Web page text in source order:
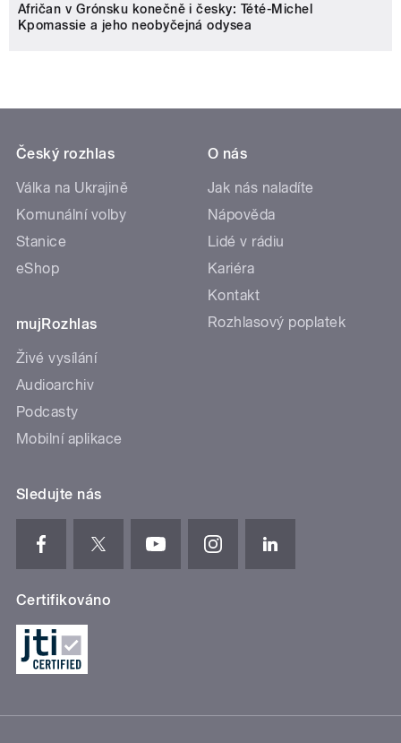
Afričan v Grónsku konečně i česky: Tété-Michel
Kpomassie a jeho neobyčejná odysea
Český rozhlas
Válka na Ukrajině
Komunální volby
Stanice
eShop
mujRozhlas
Živé vysílání
Audioarchiv
Podcasty
Mobilní aplikace
O nás
Jak nás naladíte
Nápověda
Lidé v rádiu
Kariéra
Kontakt
Rozhlasový poplatek
Sledujte nás
Certifikováno